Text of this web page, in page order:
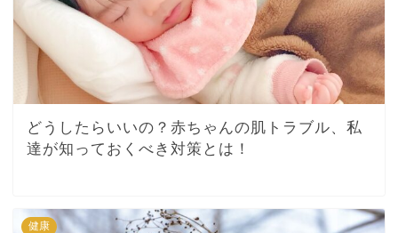
どうしたらいいの？赤ちゃんの肌トラブル、私
達が知っておくべき対策とは！
健康